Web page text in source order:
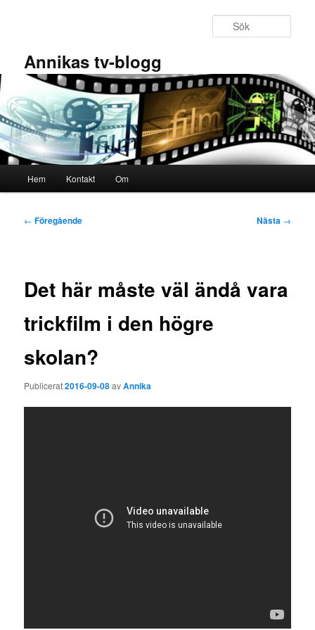
Annikas tv-blogg
Hem Kontakt Om
Inläggsnavigering
← Föregående Nästa →
Det här måste väl ändå vara
trickfilm i den högre
skolan?
Publicerat2016-09-08avAnnika